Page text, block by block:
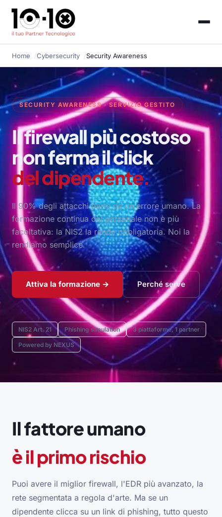
Home Cybersecurity Security Awareness
SECURITY AWARENESS · SERVIZIO GESTITO
Il firewall più costoso
non ferma il click
del dipendente.
Il 90% degli attacchi parte da un errore umano. La
formazione continua del personale non è più
facoltativa: la NIS2 la rende obbligatoria. Noi la
rendiamo semplice.
Attiva la formazione → Perché serve
NIS2 Art. 21 Phishing simulation 3 piattaforme, 1 partner
Powered by NEXUS
Il fattore umano
è il primo rischio
Puoi avere il miglior firewall, l'EDR più avanzato, la
rete segmentata a regola d'arte. Ma se un
dipendente clicca su un link di phishing, tutto questo